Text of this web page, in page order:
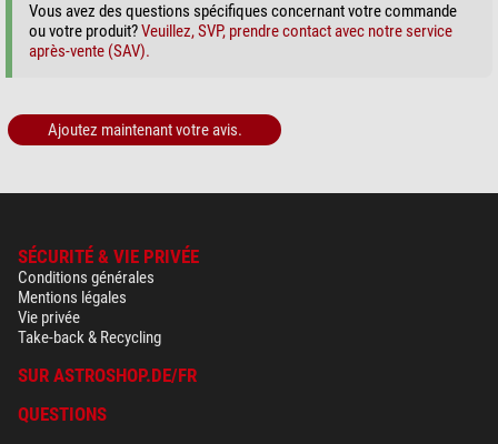
Vous avez des questions spécifiques concernant votre commande
ou votre produit?Veuillez, SVP, prendre contact avec notre service
après-vente (SAV).
Ajoutez maintenant votre avis.
SÉCURITÉ & VIE PRIVÉE
Conditions générales
Mentions légales
Vie privée
Take-back & Recycling
SUR ASTROSHOP.DE/FR
QUESTIONS